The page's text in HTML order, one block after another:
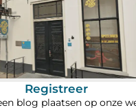
Registreer
blog plaatsen op onze